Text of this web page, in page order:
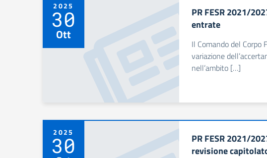
2025
30
Ott
PR FESR 2021/
entrate
Il Comando del
variazione
nell’ambito […]
2025
30
PR FESR 2021/
revisione